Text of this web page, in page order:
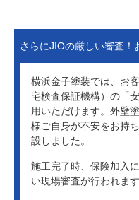
さらにJIOの厳しい審査
横浜金子塗装では、お
宅検査保証機構）の「
用いただけます。外壁
様ご自身が不安をお持
設し
施工完了時、保険加入
い現場審査が行われます